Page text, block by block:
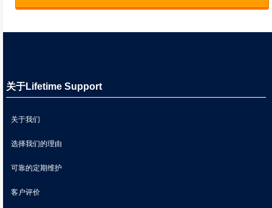
关于Lifetime Support
关于我们
选择我们的理由
可靠的定期维护
客户评价